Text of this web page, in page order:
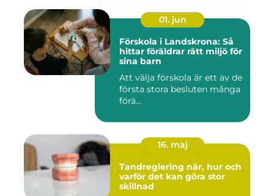
01. jun
Förskola i Landskrona: Så
hittar föräldrar rätt miljö för
sina barn
Att välja förskola är ett av de
första stora besluten många
förä...
16. maj
Tandreglering när, hur och
varför det kan göra stor
skillnad